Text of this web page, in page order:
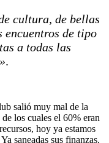
cultura, de bellas
encuentros de tipo
a todas las
.
salió muy mal de la
los cuales el 60% eran
hoy ya estamos
saneadas sus finanzas,